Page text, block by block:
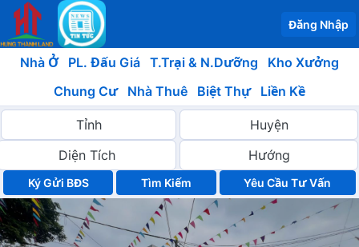
Đăng Nhập
Nhà Ở PL. Đấu Giá T.Trại & N.Dưỡng
Kho Xưởng
Chung Cư
Nhà Thuê Biệt Thự Liền Kề
Ký Gửi BĐS Yêu Cầu Tư Vấn